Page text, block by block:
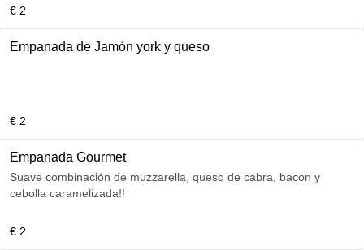
€ 2
Empanada de Jamón york y queso
€ 2
Empanada Gourmet
Suave combinación de muzzarella, queso de cabra, bacon y
cebolla caramelizada!!
€ 2